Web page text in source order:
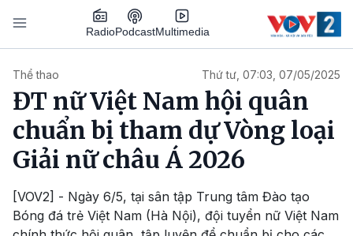
Nhảy đến nội dung
RadioPodcastMultimedia
Thể thao Thứ tư, 07:03, 07/05/2025
ĐT nữ Việt Nam hội quân
chuẩn bị tham dự Vòng loại
Giải nữ châu Á 2026
[VOV2] - Ngày 6/5, tại sân tập Trung tâm Đào tạo
Bóng đá trẻ Việt Nam (Hà Nội), đội tuyển nữ Việt Nam